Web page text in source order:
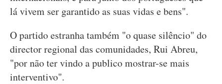
lá vivem ser garantido as suas vidas e bens".
O partido estranha também "o quase silêncio" do
director regional das comunidades, Rui Abreu,
"por não ter vindo a publico mostrar-se mais
interventivo".